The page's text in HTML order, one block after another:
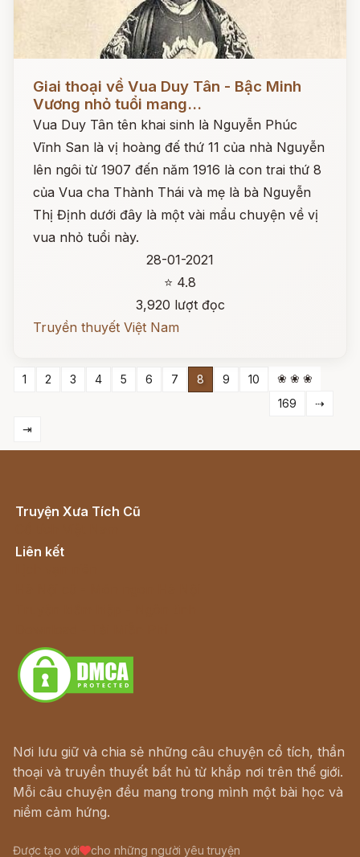
Giai thoại về Vua Duy Tân - Bậc Minh
Vương nhỏ tuổi mang...
Vua Duy Tân tên khai sinh là Nguyễn Phúc
Vĩnh San là vị hoàng đế thứ 11 của nhà Nguyễn
lên ngôi từ 1907 đến năm 1916 là con trai thứ 8
của Vua cha Thành Thái và mẹ là bà Nguyễn
Thị Định dưới đây là một vài mẩu chuyện về vị
vua nhỏ tuổi này.
28-01-2021
⭐ 4.8
3,920 lượt đọc
Truyền thuyết Việt Nam
1 2 3 4 5 6 7 8 9 10
❀ ❀ ❀
169
⇢
⇥
Truyện Xưa Tích Cũ
Liên kết
Nơi lưu giữ và chia sẻ những câu chuyện cổ tích, thần
thoại và truyền thuyết bất hủ từ khắp nơi trên thế giới.
Mỗi câu chuyện đều mang trong mình một bài học và
niềm cảm hứng.
Được tạo với cho những người yêu truyện